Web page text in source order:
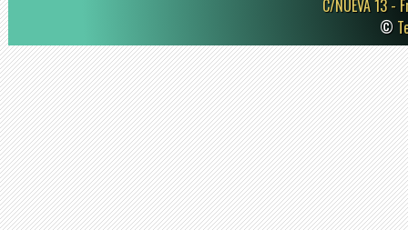
C/NUEVA 13 -
©